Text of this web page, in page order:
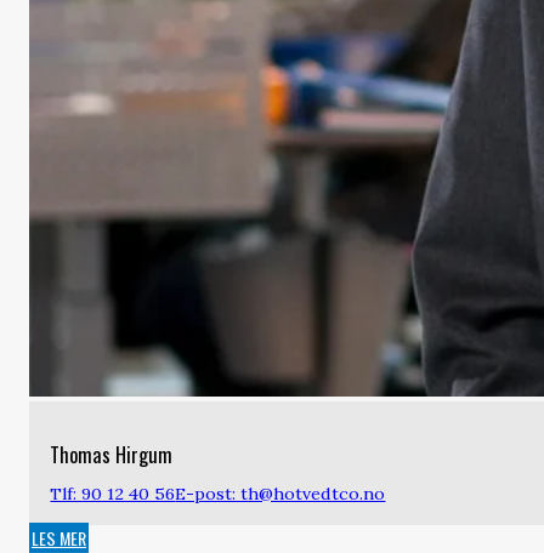
Thomas Hirgum
Tlf: 90 12 40 56E-post: th@hotvedtco.no
LES MER